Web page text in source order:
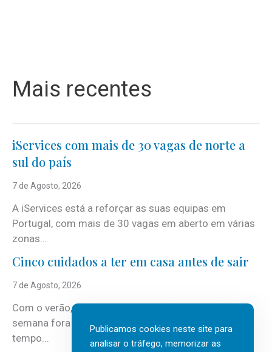
Mais recentes
iServices com mais de 30 vagas de norte a
sul do país
7 de Agosto, 2026
A iServices está a reforçar as suas equipas em
Portugal, com mais de 30 vagas em aberto em várias
zonas...
Cinco cuidados a ter em casa antes de sair
7 de Agosto, 2026
Com o verão, chegam também as férias, os fins-de-
semana fora e os dias em que a casa fica mais
tempo...
Publicamos cookies neste site para
analisar o tráfego, memorizar as